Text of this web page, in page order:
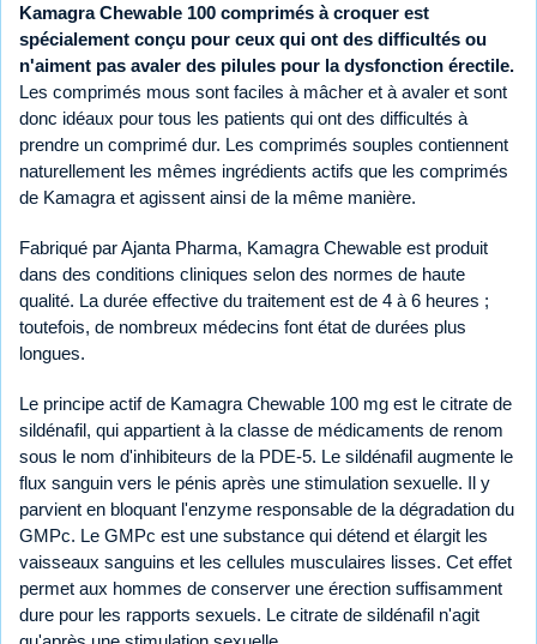
Kamagra Chewable 100 comprimés à croquer est
spécialement conçu pour ceux qui ont des difficultés ou
n'aiment pas avaler des pilules pour la dysfonction érectile.
Les comprimés mous sont faciles à mâcher et à avaler et sont
donc idéaux pour tous les patients qui ont des difficultés à
prendre un comprimé dur. Les comprimés souples contiennent
naturellement les mêmes ingrédients actifs que les comprimés
de Kamagra et agissent ainsi de la même manière.
Fabriqué par Ajanta Pharma, Kamagra Chewable est produit
dans des conditions cliniques selon des normes de haute
qualité. La durée effective du traitement est de 4 à 6 heures ;
toutefois, de nombreux médecins font état de durées plus
longues.
Le principe actif de Kamagra Chewable 100 mg est le citrate de
sildénafil, qui appartient à la classe de médicaments de renom
sous le nom d'inhibiteurs de la PDE-5. Le sildénafil augmente le
flux sanguin vers le pénis après une stimulation sexuelle. Il y
parvient en bloquant l'enzyme responsable de la dégradation du
GMPc. Le GMPc est une substance qui détend et élargit les
vaisseaux sanguins et les cellules musculaires lisses. Cet effet
permet aux hommes de conserver une érection suffisamment
dure pour les rapports sexuels. Le citrate de sildénafil n'agit